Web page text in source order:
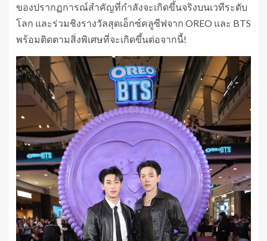
ของปรากฏการณ์สำคัญที่กำลังจะเกิดขึ้นจริงบนเวทีระดับ
โลก และร่วมชิงรางวัลสุดเอ็กซ์คลูซีฟจาก OREO และ BTS
พร้อมติดตามสิ่งพิเศษที่จะเกิดขึ้นต่อจากนี้!